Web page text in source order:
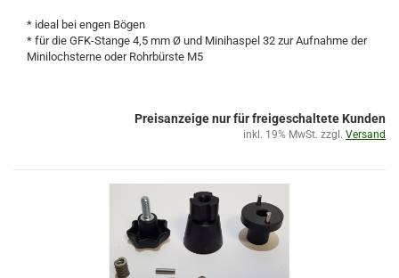
* ideal bei engen Bögen
* für die GFK-Stange 4,5 mm Ø und Minihaspel 32 zur Aufnahme der
Minilochsterne oder Rohrbürste M5
Preisanzeige nur für freigeschaltete Kunden
inkl. 19% MwSt. zzgl. Versand